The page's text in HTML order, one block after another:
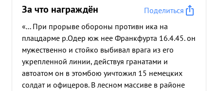
За что награждён
Поделиться
«... При прорыве обороны противн ика на
плацдарме р.Одер юж нее Франкфурта 16.4.45. он
мужественно и стойко выбивал врага из его
укрепленной линии, действуя гранатами и
автоатом он в этомбою уичтожил 15 немецких
солдат и офицеров. В лесном массиве в районе